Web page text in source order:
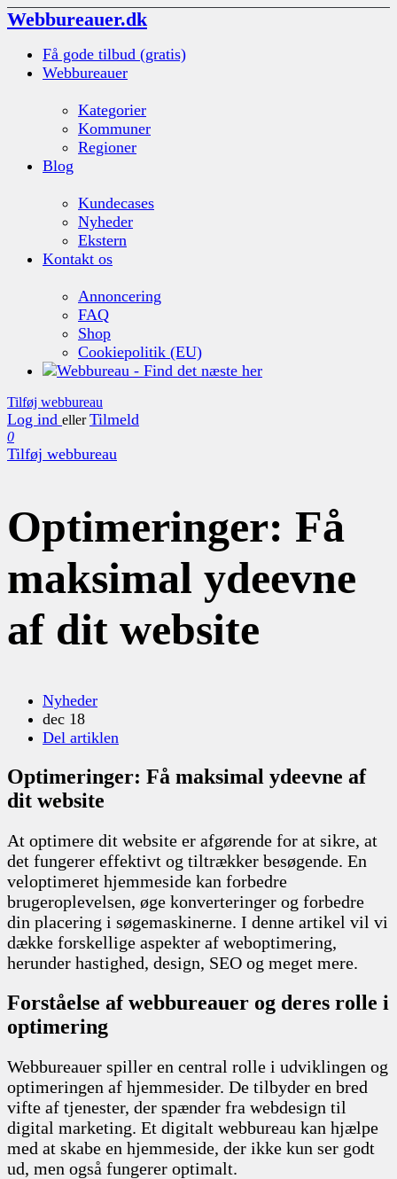
Webbureauer.dk
Få gode tilbud (gratis)
Webbureauer
Kategorier
Kommuner
Regioner
Blog
Kundecases
Nyheder
Ekstern
Kontakt os
Annoncering
FAQ
Shop
Cookiepolitik (EU)
Tilføj webbureau
Log ind eller Tilmeld
0
Tilføj webbureau
Optimeringer: Få
maksimal ydeevne
af dit website
Nyheder
dec 18
Del artiklen
Optimeringer: Få maksimal ydeevne af
dit website
At optimere dit website er afgørende for at sikre, at
det fungerer effektivt og tiltrækker besøgende. En
veloptimeret hjemmeside kan forbedre
brugeroplevelsen, øge konverteringer og forbedre
din placering i søgemaskinerne. I denne artikel vil vi
dække forskellige aspekter af weboptimering,
herunder hastighed, design, SEO og meget mere.
Forståelse af webbureauer og deres rolle i
optimering
Webbureauer spiller en central rolle i udviklingen og
optimeringen af hjemmesider. De tilbyder en bred
vifte af tjenester, der spænder fra webdesign til
digital marketing. Et digitalt webbureau kan hjælpe
med at skabe en hjemmeside, der ikke kun ser godt
ud, men også fungerer optimalt.